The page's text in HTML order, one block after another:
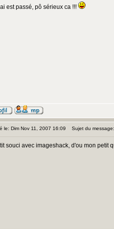
est passé, pô sérieux ca !!!
le: Dim Nov 11, 2007 16:09 Sujet du message:
souci avec imageshack, d'ou mon petit